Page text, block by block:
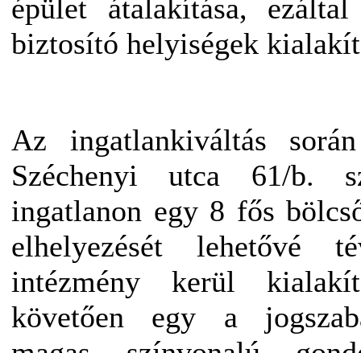
épület átalakítása,
biztosító helyiségek
Az ingatlankiváltás
Széchenyi utca 61/b.
ingatlanon egy 8 fős
elhelyezését lehetővé
intézmény kerül
követően egy a